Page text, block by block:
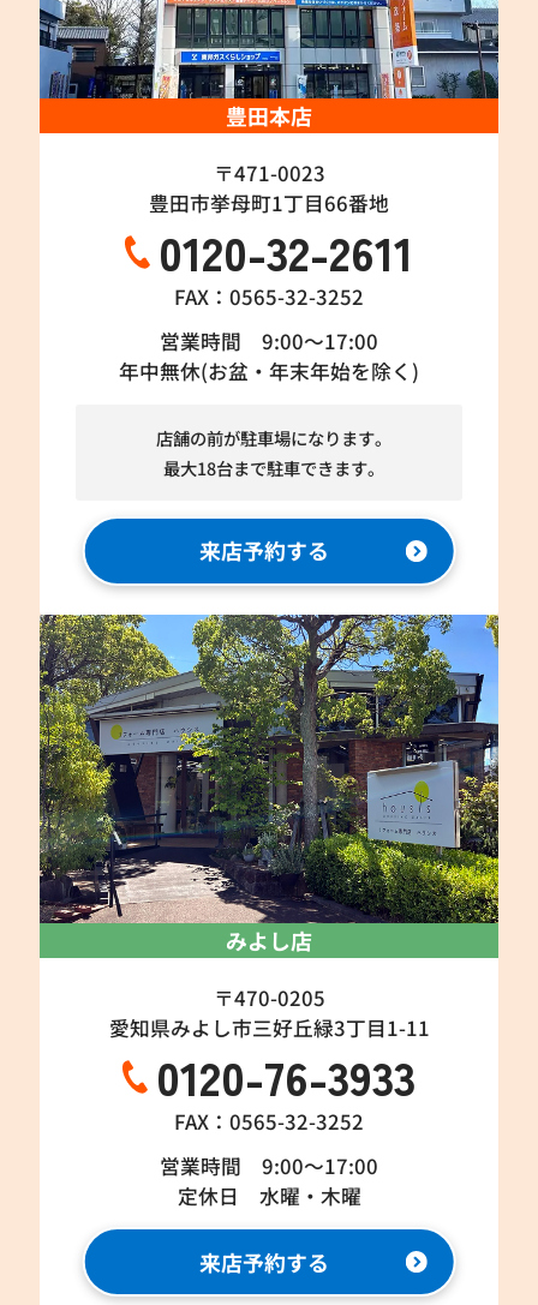
豊田本店
〒471-0023
豊田市挙母町1丁目66番地
0120-32-2611
FAX：0565-32-3252
営業時間 9:00～17:00
年中無休(お盆・年末年始を除く)
店舗の前が駐車場になります。
最大18台まで駐車できます。
来店予約する
みよし店
〒470-0205
愛知県みよし市三好丘緑3丁目1-11
0120-76-3933
FAX：0565-32-3252
営業時間 9:00～17:00
定休日 水曜・木曜
来店予約する